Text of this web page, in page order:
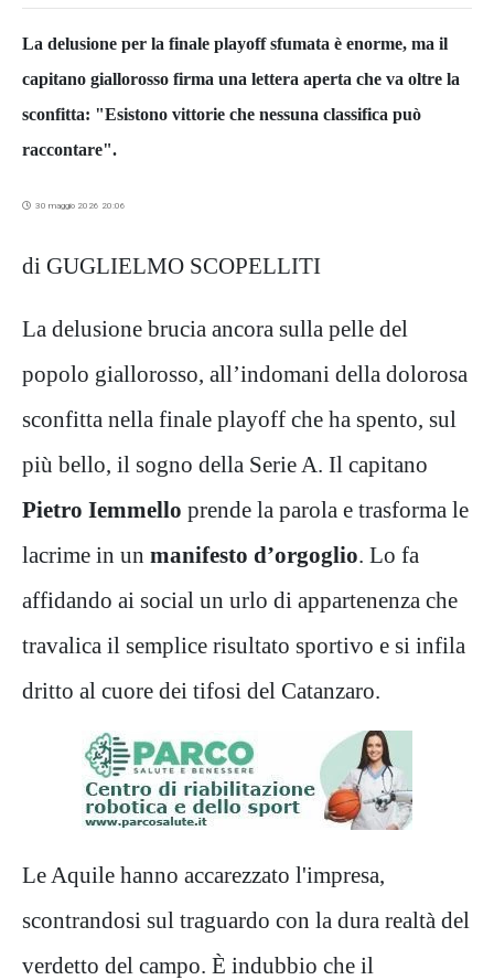
La delusione per la finale playoff sfumata è enorme, ma il
capitano giallorosso firma una lettera aperta che va oltre la
sconfitta: "Esistono vittorie che nessuna classifica può
raccontare".
30 maggio 2026 20:06
di GUGLIELMO SCOPELLITI
La delusione brucia ancora sulla pelle del
popolo giallorosso, all’indomani della dolorosa
sconfitta nella finale playoff che ha spento, sul
più bello, il sogno della Serie A. Il capitano
Pietro Iemmello prende la parola e trasforma le
lacrime in un manifesto d’orgoglio. Lo fa
affidando ai social un urlo di appartenenza che
travalica il semplice risultato sportivo e si infila
dritto al cuore dei tifosi del Catanzaro.
Le Aquile hanno accarezzato l'impresa,
scontrandosi sul traguardo con la dura realtà del
verdetto del campo. È indubbio che il